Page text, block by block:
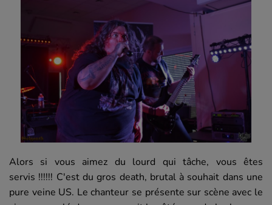
Alors si vous aimez du lourd qui tâche, vous êtes
servis !!!!!! C'est du gros death, brutal à souhait dans une
pure veine US. Le chanteur se présente sur scène avec le